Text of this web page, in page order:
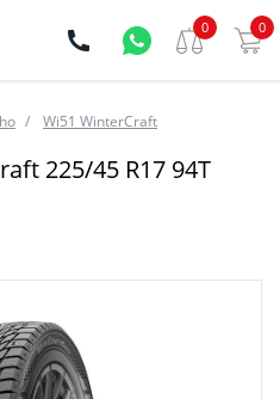
0 0
Wi51 WinterCraft
225/45 R17 94T